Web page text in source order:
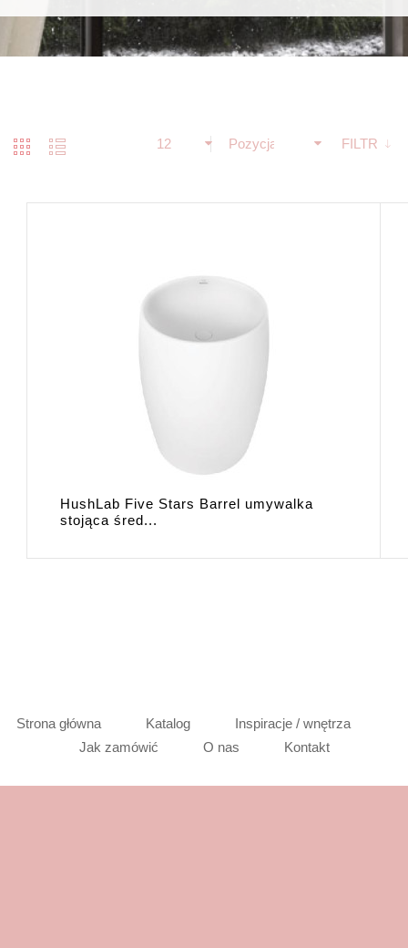
Pozycja FILTR
12
HushLab Five Stars Barrel umywalka
stojąca śred...
Strona główna Katalog
Inspiracje / wnętrza
Jak zamówić
O nas Kontakt